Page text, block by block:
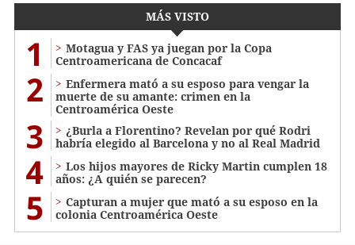
MÁS VISTO
1
Motagua y FAS ya juegan por la Copa
Centroamericana de Concacaf
2
Enfermera mató a su esposo para vengar la
muerte de su amante: crimen en la
Centroamérica Oeste
3
¿Burla a Florentino? Revelan por qué Rodri
habría elegido al Barcelona y no al Real Madrid
4
Los hijos mayores de Ricky Martin cumplen 18
años: ¿A quién se parecen?
5
Capturan a mujer que mató a su esposo en la
colonia Centroamérica Oeste